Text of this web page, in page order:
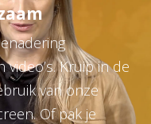
Kruip in de
van onze
Of pak je